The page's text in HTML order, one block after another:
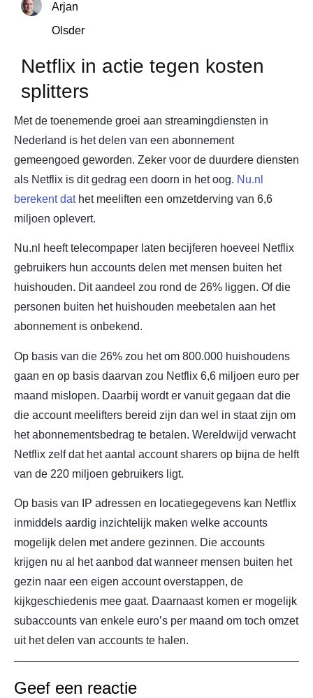
Arjan
Olsder
Netflix in actie tegen kosten
splitters
Met de toenemende groei aan streamingdiensten in
Nederland is het delen van een abonnement
gemeengoed geworden. Zeker voor de duurdere diensten
als Netflix is dit gedrag een doorn in het oog. Nu.nl
berekent dathet meeliften een omzetderving van 6,6
miljoen oplevert.
Nu.nl heeft telecompaper laten becijferen hoeveel Netflix
gebruikers hun accounts delen met mensen buiten het
huishouden. Dit aandeel zou rond de 26% liggen. Of die
personen buiten het huishouden meebetalen aan het
abonnement is onbekend.
Op basis van die 26% zou het om 800.000 huishoudens
gaan en op basis daarvan zou Netflix 6,6 miljoen euro per
maand mislopen. Daarbij wordt er vanuit gegaan dat die
die account meelifters bereid zijn dan wel in staat zijn om
het abonnementsbedrag te betalen. Wereldwijd verwacht
Netflix zelf dat het aantal account sharers op bijna de helft
van de 220 miljoen gebruikers ligt.
Op basis van IP adressen en locatiegegevens kan Netflix
inmiddels aardig inzichtelijk maken welke accounts
mogelijk delen met andere gezinnen. Die accounts
krijgen nu al het aanbod dat wanneer mensen buiten het
gezin naar een eigen account overstappen, de
kijkgeschiedenis mee gaat. Daarnaast komen er mogelijk
subaccounts van enkele euro’s per maand om toch omzet
uit het delen van accounts te halen.
Geef een reactie